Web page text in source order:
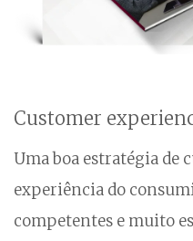
Customer
Uma boa estratégia de
experiência do
competentes e muito